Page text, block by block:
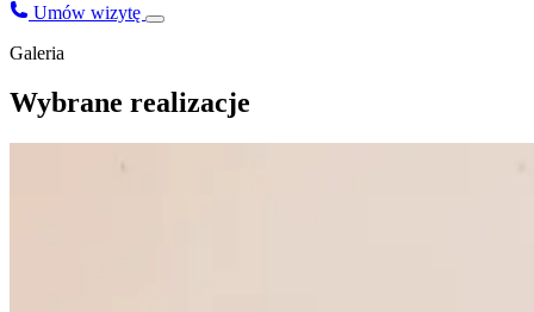
Umów wizytę
Galeria
Wybrane realizacje